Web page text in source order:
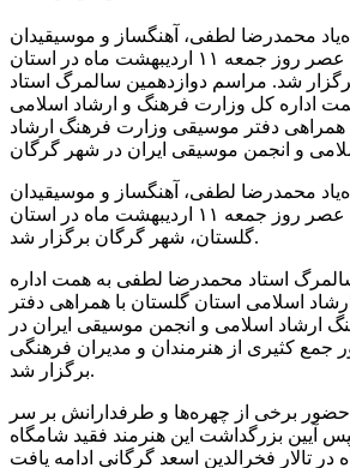
محمدرضا لطفی، آهنگساز و موسیقیدان
برجسته ایرانی عصر روز جمعه ۱۱ اردیبهشت ماه در استان
شد. مراسم دوازدهمین سالمرگ استاد
اداره کل وزارت فرهنگ و ارشاد اسلامی
همراهی دفتر موسیقی وزارت فرهنگ ارشاد
محمدرضا لطفی، آهنگساز و موسیقیدان
برجسته ایرانی عصر روز جمعه ۱۱ اردیبهشت ماه در استان
گلستان، شهر گرگان برگزار شد.
استاد محمدرضا لطفی به همت اداره
اسلامی استان گلستان با همراهی دفتر
ارشاد اسلامی و انجمن موسیقی ایران در
جمع کثیری از هنرمندان و مدیران فرهنگی
برگزار شد.
حضور برخی از چهره‌ها و طرفدارانش بر سر
آیین بزرگداشت این هنرمند فقید شامگاه